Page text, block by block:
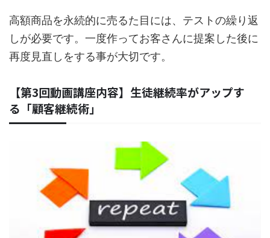
高額商品を永続的に売るた目には、テストの繰り返
しが必要です。一度作ってお客さんに提案した後に
再度見直しをする事が大切です。
【第3回動画講座内容】生徒継続率がアップす
る「顧客継続術」